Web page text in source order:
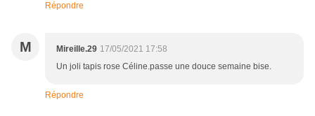
Répondre
M Mireille.29 17/05/2021 17:58
Un joli tapis rose Céline.passe une douce semaine bise.
Répondre